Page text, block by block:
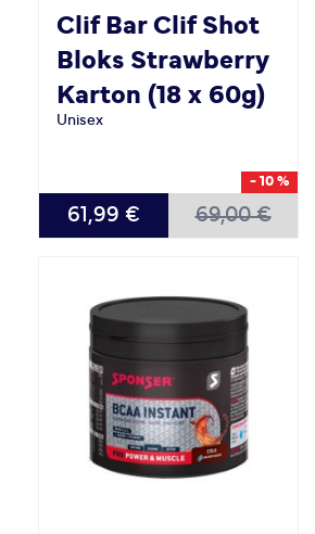
- 10 %
Clif Bar Clif Shot
Bloks Strawberry
Karton (18 x 60g)
Unisex
61,99 € 69,00 €